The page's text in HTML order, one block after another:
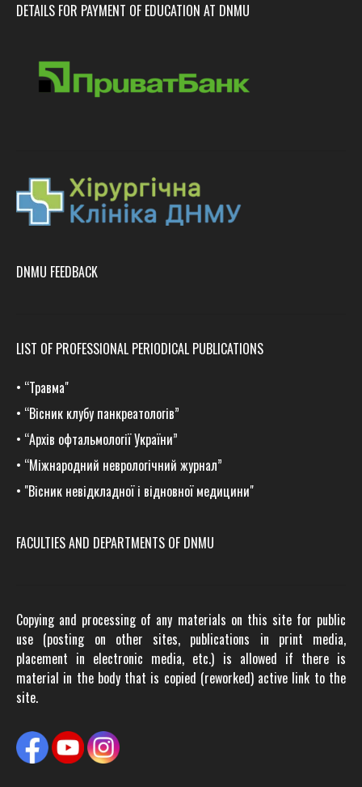
DETAILS FOR PAYMENT OF EDUCATION AT DNMU
DNMU FEEDBACK
LIST OF PROFESSIONAL PERIODICAL PUBLICATIONS
• “Травма"
• “Вісник клубу панкреатологів”
• “Архів офтальмології України”
• “Міжнародний неврологічний журнал”
• "Вісник невідкладної і відновної медицини"
FACULTIES AND DEPARTMENTS OF DNMU
Copying and processing of any materials on this site for public
use (posting on other sites, publications in print media,
placement in electronic media, etc.) is allowed if there is
material in the body that is copied (reworked) active link to the
site.